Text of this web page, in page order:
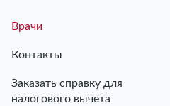
Врачи
Контакты
Заказать справку для
налогового вычета